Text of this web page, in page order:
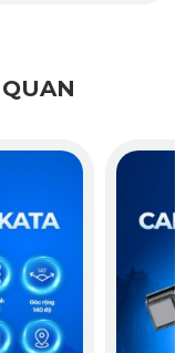
rộng 140° tương